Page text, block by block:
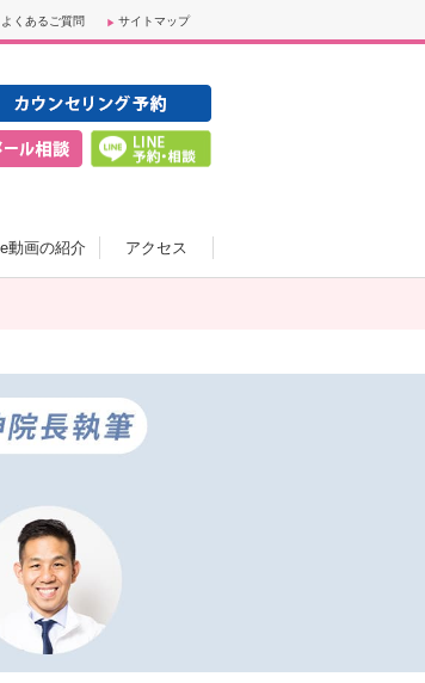
よくあるご質問 サイトマップ
動画の紹介 アクセス